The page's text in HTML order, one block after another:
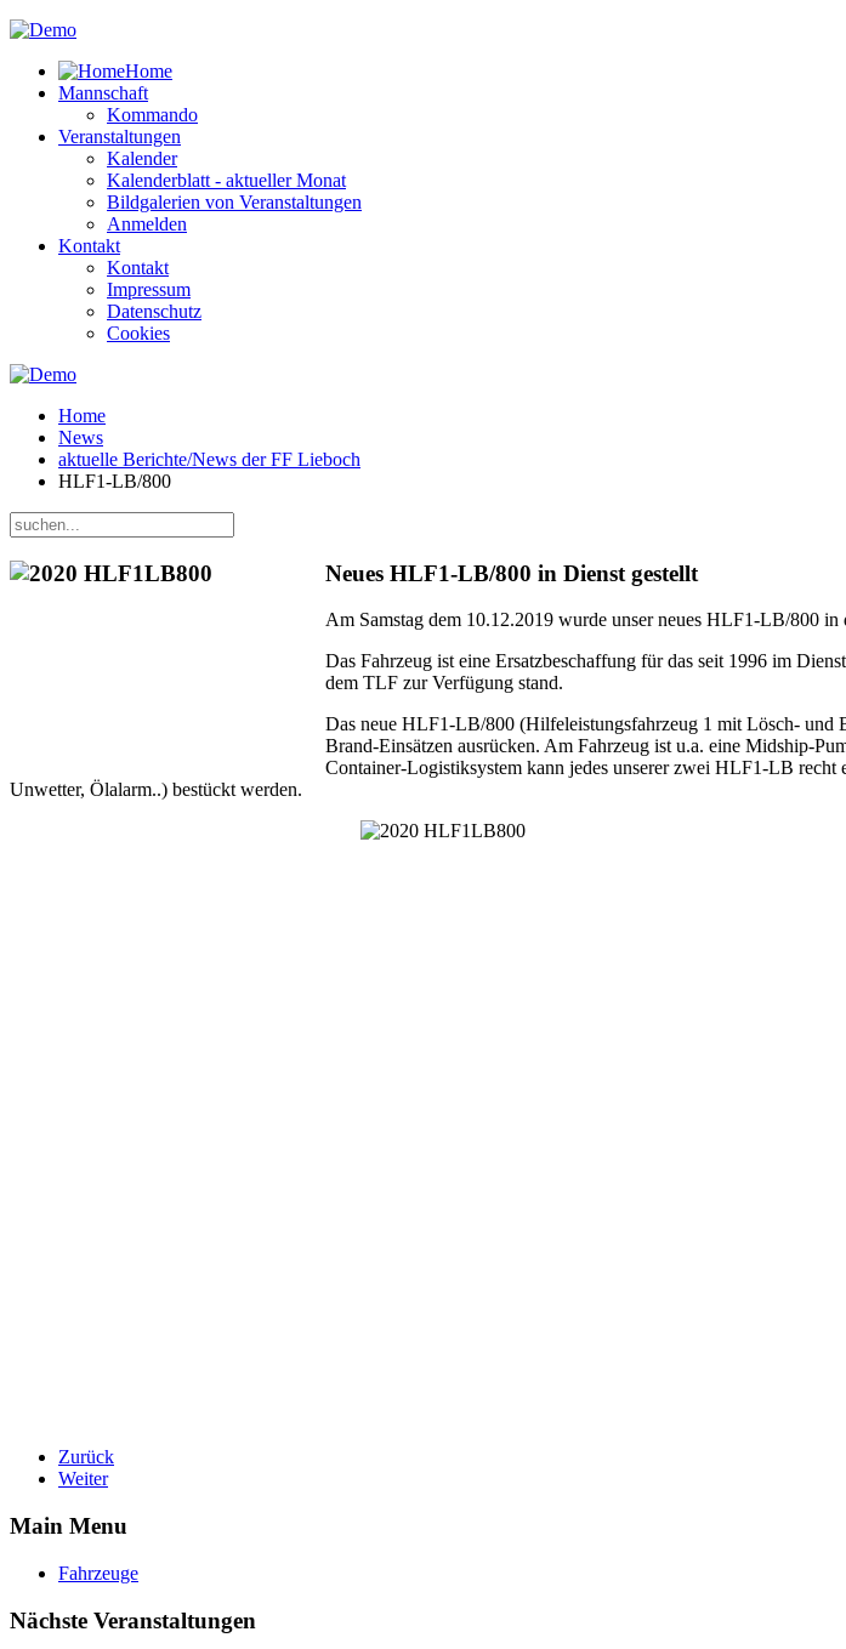
Home
Mannschaft
Kommando
Veranstaltungen
Kalender
Kalenderblatt - aktueller Monat
Bildgalerien von Veranstaltungen
Anmelden
Kontakt
Kontakt
Impressum
Datenschutz
Cookies
Home
News
aktuelle Berichte/News der FF Lieboch
HLF1-LB/800
Neues HLF1-LB/800 in Dienst gestellt
Am Samstag dem 10.12.2019 wurde unser neues HLF1-LB/800 in
Das Fahrzeug ist eine Ersatzbeschaffung für das seit 1996 im
dem TLF zur Verfügung stand.
Das neue HLF1-LB/800 (Hilfeleistungsfahrzeug 1 mit Lösch- und
Brand-Einsätzen ausrücken. Am Fahrzeug ist u.a. eine Midship-
Container-Logistiksystem kann jedes unserer zwei HLF1-LB
Unwetter, Ölalarm..) bestückt werden.
Zurück
Weiter
Main Menu
Fahrzeuge
Nächste Veranstaltungen